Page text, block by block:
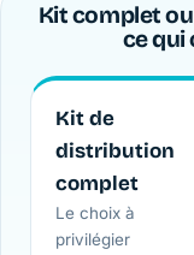
Kit complet
ce qui
Kit de
distribution
complet
Le choix à
privilégier